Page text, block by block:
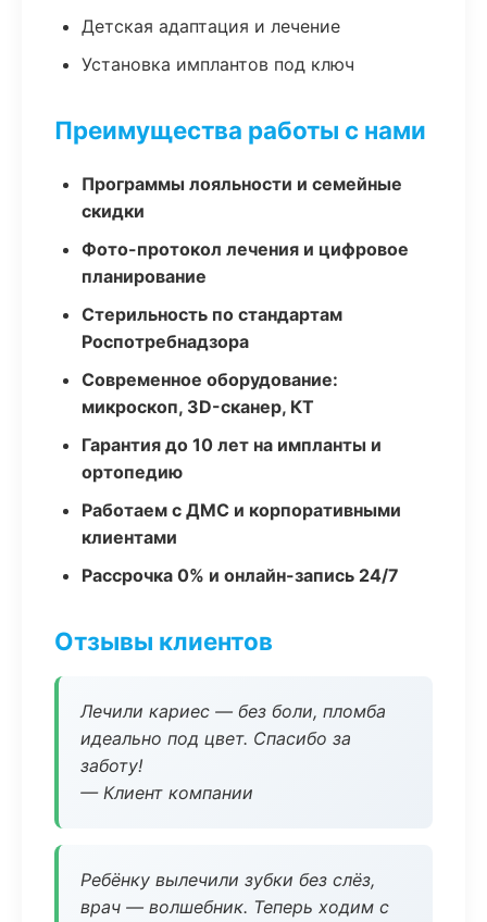
Детская адаптация и лечение
Установка имплантов под ключ
Преимущества работы с нами
Программы лояльности и семейные
скидки
Фото-протокол лечения и цифровое
планирование
Стерильность по стандартам
Роспотребнадзора
Современное оборудование:
микроскоп, 3D-сканер, КТ
Гарантия до 10 лет на импланты и
ортопедию
Работаем с ДМС и корпоративными
клиентами
Рассрочка 0% и онлайн-запись 24/7
Отзывы клиентов
Лечили кариес — без боли, пломба
идеально под цвет. Спасибо за
заботу!
— Клиент компании
Ребёнку вылечили зубки без слёз,
врач — волшебник. Теперь ходим с